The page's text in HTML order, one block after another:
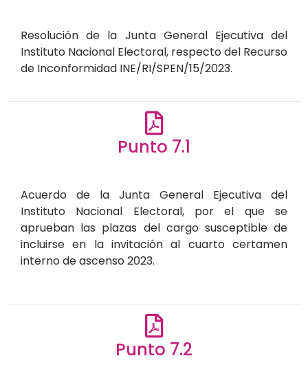
Resolución de la Junta General Ejecutiva del
Instituto Nacional Electoral, respecto del Recurso
de Inconformidad INE/RI/SPEN/15/2023.
Punto 7.1
Acuerdo de la Junta General Ejecutiva del
Instituto Nacional Electoral, por el que se
aprueban las plazas del cargo susceptible de
incluirse en la invitación al cuarto certamen
interno de ascenso 2023.
Punto 7.2